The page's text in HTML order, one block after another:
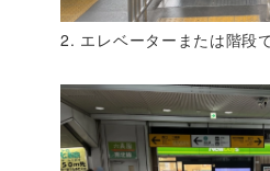
2. エレベーターまたは階段